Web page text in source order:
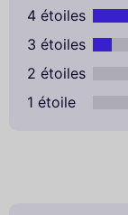
4 étoiles
3 étoiles
2 étoiles
1 étoile